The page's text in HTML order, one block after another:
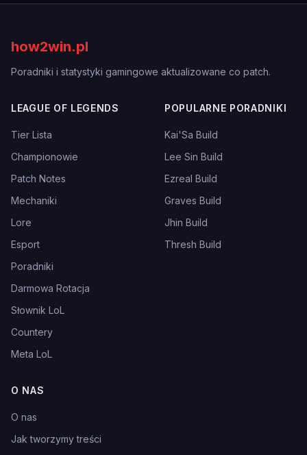
how2win.pl
Poradniki i statystyki gamingowe aktualizowane co patch.
LEAGUE OF LEGENDS
Tier Lista
Championowie
Patch Notes
Mechaniki
Lore
Esport
Poradniki
Darmowa Rotacja
Słownik LoL
Countery
Meta LoL
POPULARNE PORADNIKI
Kai'Sa Build
Lee Sin Build
Ezreal Build
Graves Build
Jhin Build
Thresh Build
O NAS
O nas
Jak tworzymy treści